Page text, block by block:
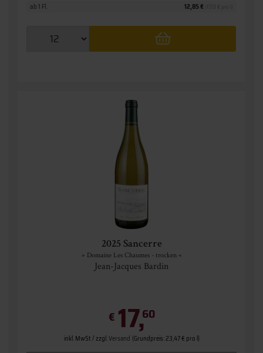
ab 1 Fl. 12,85 €
2025 Sancerre
» Domaine Les Chaumes - trocken «
Jean-Jacques Bardin
€ 17,60
inkl. MwSt. / zzgl.Versand (Grundpreis: 23,47 € pro l)